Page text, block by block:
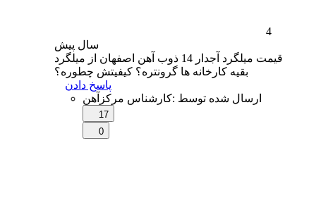
4
سال پیش
قیمت میلگرد آجدار 14 ذوب آهن اصفهان از میلگرد
بقیه کارخانه ها گرونتره؟ کیفیتش چطوره؟
پاسخ دادن
ارسال شده توسط :کارشناس مرکزآهن
17
0